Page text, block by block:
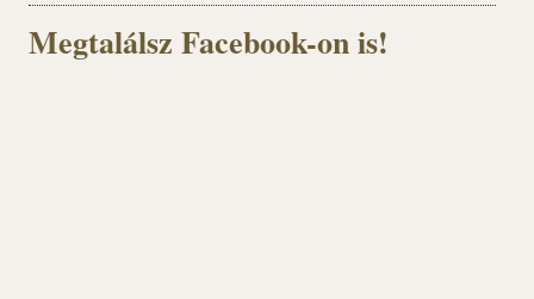
Megtalálsz Facebook-on is!